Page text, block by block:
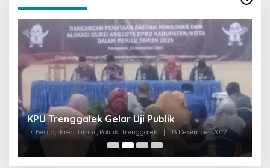
KPU Trenggalek Gelar Uji Publik
Di Berita, Jawa Timur, Politik, Trenggalek 13 Desember 2022